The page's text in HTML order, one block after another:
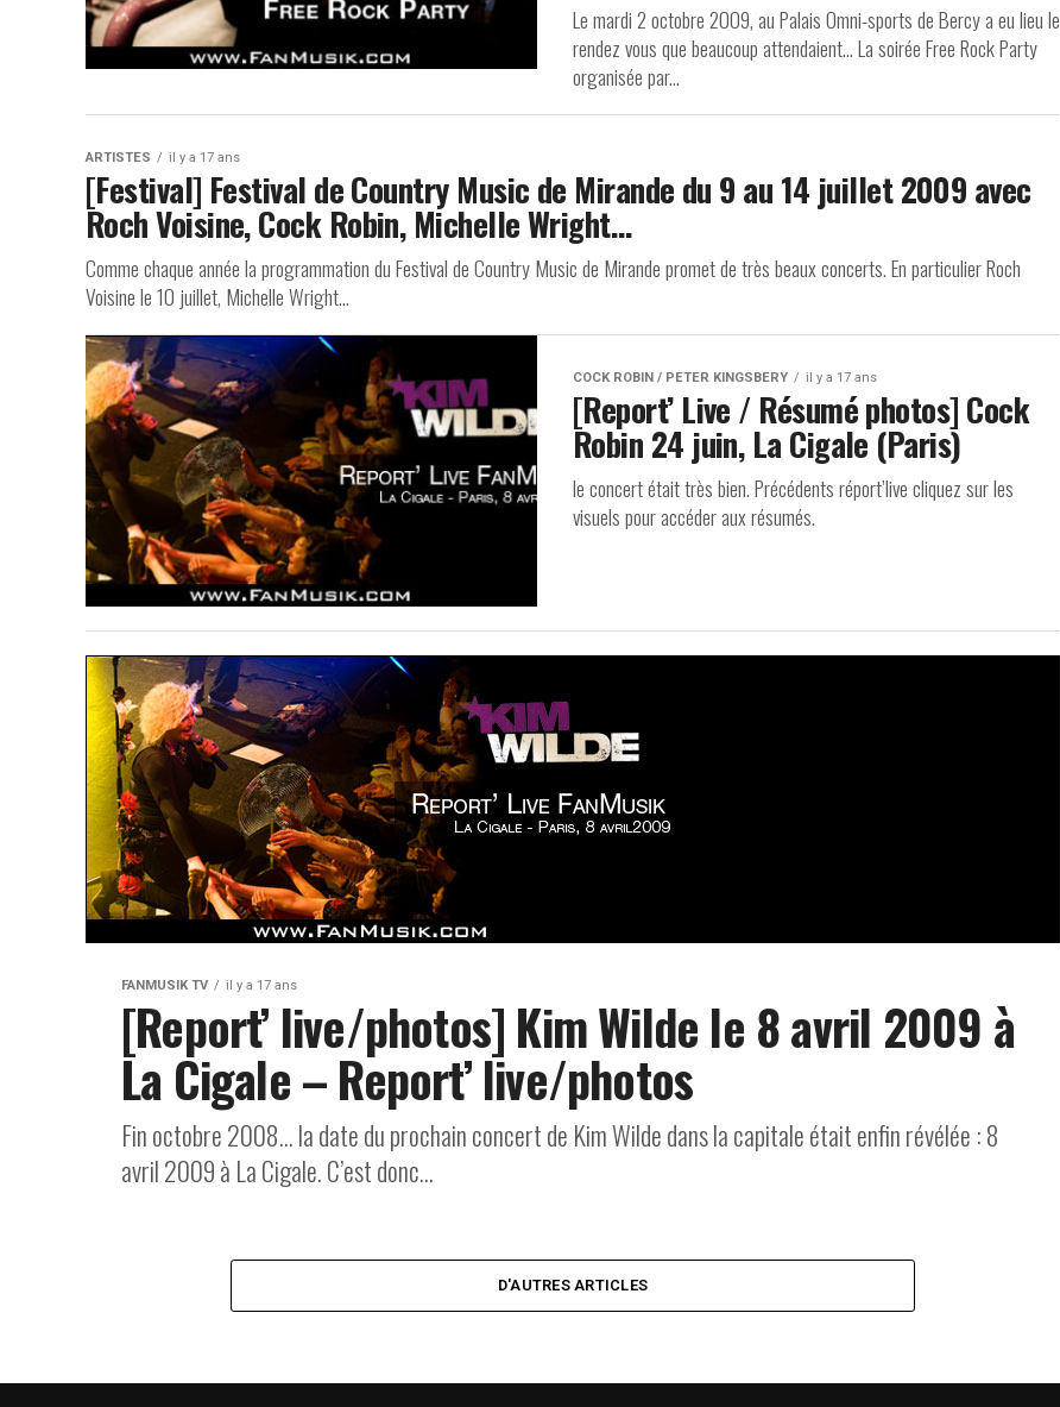
Le mardi 2 octobre 2009, au Palais Omni-sports de Bercy a eu lieu le
rendez vous que beaucoup attendaient… La soirée Free Rock Party
organisée par...
ARTISTES il y a 17 ans
[Festival] Festival de Country Music de Mirande du 9 au 14 juillet 2009 avec
Roch Voisine, Cock Robin, Michelle Wright…
Comme chaque année la programmation du Festival de Country Music de Mirande promet de très beaux concerts. En particulier Roch
Voisine le 10 juillet, Michelle Wright...
COCK ROBIN / PETER KINGSBERY il y a 17 ans
[Report’ Live / Résumé photos] Cock
Robin 24 juin, La Cigale (Paris)
le concert était très bien. Précédents réport’live cliquez sur les
visuels pour accéder aux résumés.
FANMUSIK TV il y a 17 ans
[Report’ live/photos] Kim Wilde le 8 avril 2009 à
La Cigale – Report’ live/photos
Fin octobre 2008… la date du prochain concert de Kim Wilde dans la capitale était enfin révélée : 8
avril 2009 à La Cigale. C’est donc...
D'AUTRES ARTICLES